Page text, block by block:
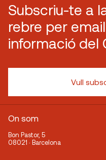
Subscriu-te a
rebre per
informació del
Vull
On som
Bon Pastor, 5
08021 · Barcelona